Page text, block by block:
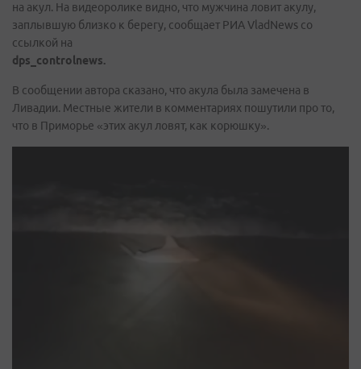
на акул. На видеоролике видно, что мужчина ловит акулу,
заплывшую близко к берегу, сообщает РИА VladNews со
ссылкой на
dps_controlnews.
В сообщении автора сказано, что акула была замечена в
Ливадии. Местные жители в комментариях пошутили про то,
что в Приморье «этих акул ловят, как корюшку».